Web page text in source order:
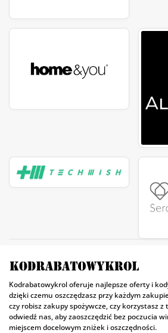
Kodrabatowykrol oferuje najlepsze oferty i
dzięki czemu oszczędzasz przy każdym
czy robisz zakupy spożywcze, czy korzystasz
odwiedź nas, aby zaoszczędzić bez poczucia
miejscem docelowym zniżek i oszczędności.